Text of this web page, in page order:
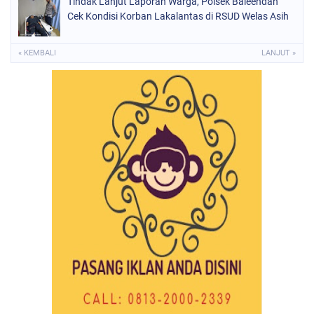
Cek Kondisi Korban Lakalantas di RSUD Welas Asih
« KEMBALI LANJUT »